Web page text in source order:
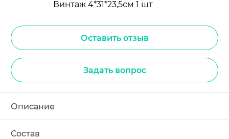
Оставить отзыв
Задать вопрос
Описание
Состав